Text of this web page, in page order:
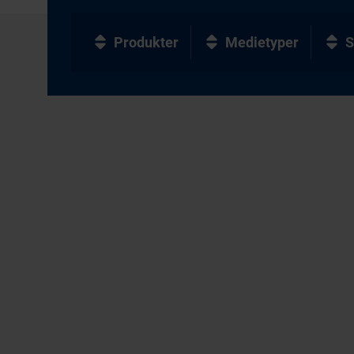
Produkter Medietyper